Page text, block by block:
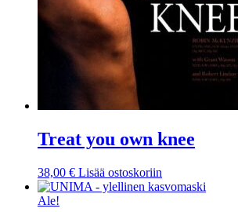
Treat you own knee
38,00 € Lisää ostoskoriin
Ale!